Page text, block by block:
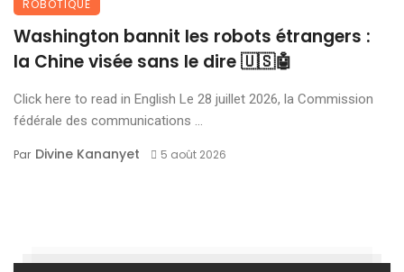
ROBOTIQUE
Washington bannit les robots étrangers :
la Chine visée sans le dire 🇺🇸🤖
Click here to read in English Le 28 juillet 2026, la Commission
fédérale des communications ...
Par Divine Kananyet 5 août 2026